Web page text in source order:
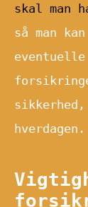
skal man
så man
sikkerhed,
hverdagen.